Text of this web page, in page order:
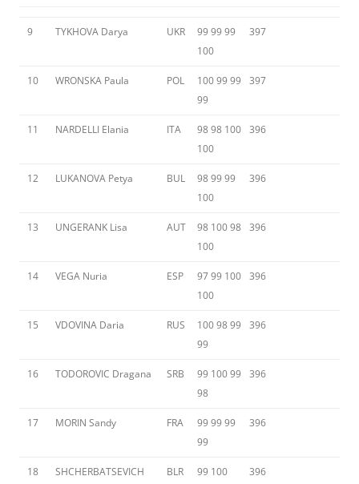
9 TYKHOVA Darya UKR
99 99 99
100
397
10 WRONSKA Paula POL
100 99 99
99
397
11 NARDELLI Elania ITA
98 98 100
100
396
12 LUKANOVA Petya BUL
98 99 99
100
396
13 UNGERANK Lisa AUT
98 100 98
100
396
14 VEGA Nuria ESP
97 99 100
100
396
15 VDOVINA Daria RUS
100 98 99
99
396
16 TODOROVIC Dragana SRB
99 100 99
98
396
17 MORIN Sandy FRA
99 99 99
99
396
18 SHCHERBATSEVICH BLR 99 100 396